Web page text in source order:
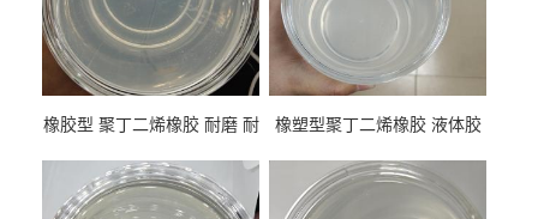
橡胶型 聚丁二烯橡胶 耐磨 耐
性
橡塑型聚丁二烯橡胶 液体胶
专用